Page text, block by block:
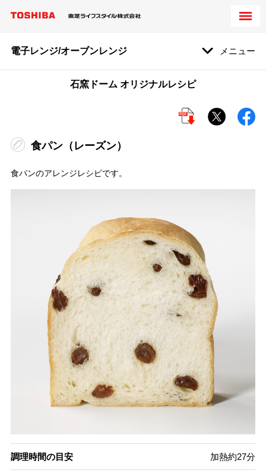
電子レンジ/オーブンレンジ メニュー
石窯ドーム オリジナルレシピ
食パン（レーズン）
食パンのアレンジレシピです。
調理時間の目安 加熱約27分